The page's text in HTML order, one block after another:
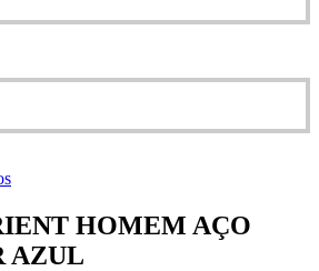
HOMEM AÇO
AZUL